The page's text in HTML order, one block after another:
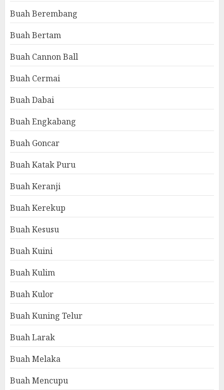
Buah Berembang
Buah Bertam
Buah Cannon Ball
Buah Cermai
Buah Dabai
Buah Engkabang
Buah Goncar
Buah Katak Puru
Buah Keranji
Buah Kerekup
Buah Kesusu
Buah Kuini
Buah Kulim
Buah Kulor
Buah Kuning Telur
Buah Larak
Buah Melaka
Buah Mencupu